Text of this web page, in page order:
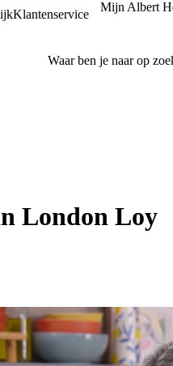
Klantenservice
Mijn Albert
London Loy